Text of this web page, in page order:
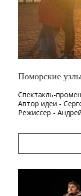
Поморские
Спектакль-
Автор идеи -
Режиссер -
Первый в
узлы». Проект
привычного